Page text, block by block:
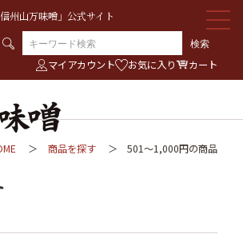
州山万味噌」公式サイト
検索
マイアカウント
お気に入り カート
商品を探す 501～1,000円の商品